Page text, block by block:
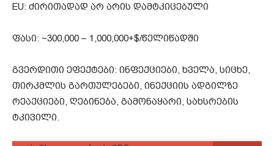
EU: ძირითადად არ არის დამტკიცებული
ფასი: ~300,000 – 1,000,000+$/წელიწადში
გვერდითი ეფექტები: ინფექციები, ხველა, სიცხე,
თირკმლის გართულებები, ინექციის ადგილზე
რეაქციები, ღებინება, გამონაყარი, სახსრების
ტკივილი.